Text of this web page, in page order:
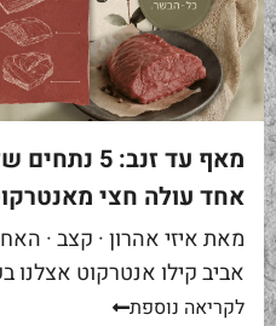
מאף עד
אחד עולה חצי
מאת איזי אהרון · קצב ·
ל-₪220. מחיר יפה – וגם מוצדק, כי זה...
לקריאה נוספת